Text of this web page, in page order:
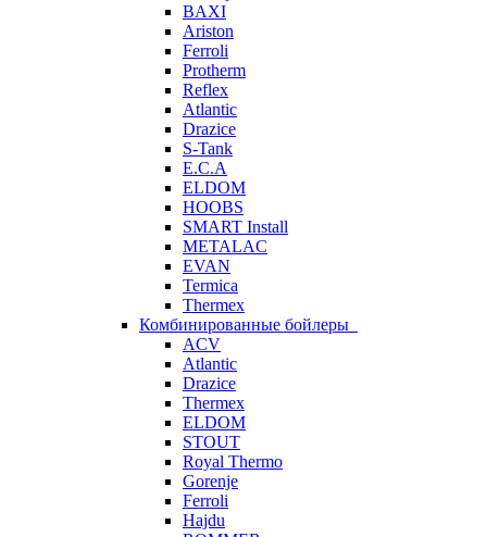
BAXI
Ariston
Ferroli
Protherm
Reflex
Atlantic
Drazice
S-Tank
E.C.A
ELDOM
HOOBS
SMART Install
METALAC
EVAN
Termica
Thermex
Комбинированные бойлеры
ACV
Atlantic
Drazice
Thermex
ELDOM
STOUT
Royal Thermo
Gorenje
Ferroli
Hajdu